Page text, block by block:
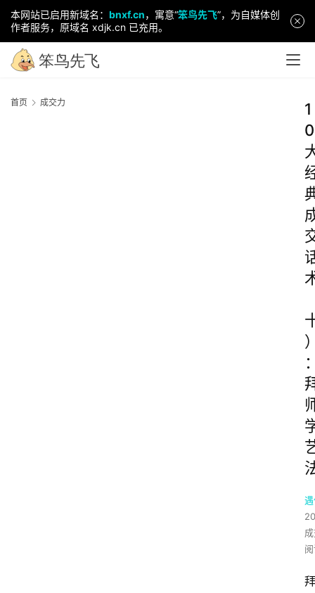
本网站已启用新域名： bnxf.cn，寓意“笨鸟先飞”，为自媒体创
作者服务，原域名 xdjk.cn 已充用。
首页 成交力
1
0
拜